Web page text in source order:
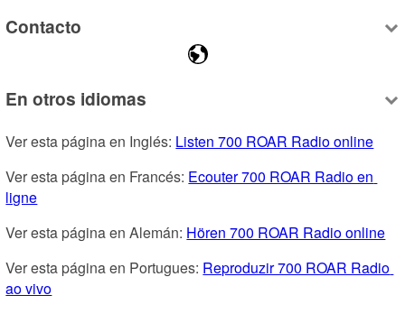
Contacto
En otros idiomas
Ver esta página en Inglés: Listen 700 ROAR Radio online
Ver esta página en Francés: Ecouter 700 ROAR Radio en
ligne
Ver esta página en Alemán: Hören 700 ROAR Radio online
Ver esta página en Portugues: Reproduzir 700 ROAR Radio
ao vivo